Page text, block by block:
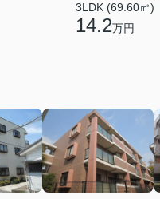
3LDK (69.60㎡)
14.2万円